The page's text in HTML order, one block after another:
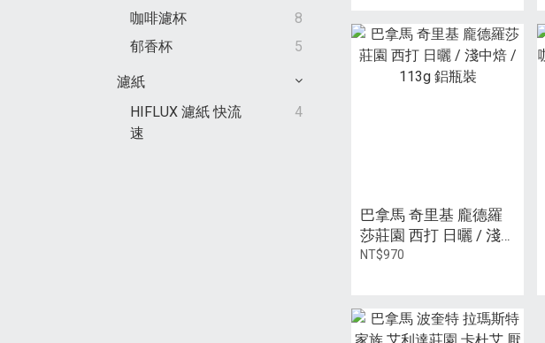
咖啡濾杯
8
郁香杯
5
濾紙
HIFLUX 濾紙 快流
速
4
巴拿馬 奇里基 龐德羅
莎莊園 西打 日曬 / 淺
中焙 / 113g 鋁瓶裝
NT$970